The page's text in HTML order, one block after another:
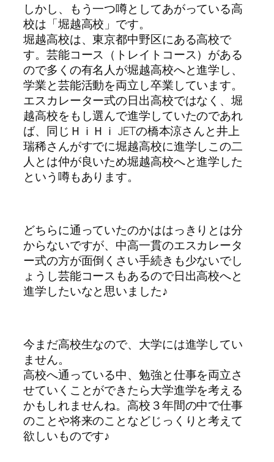
しかし、もう一つ噂としてあがっている高
校は「堀越高校」です。
堀越高校は、東京都中野区にある高校で
す。芸能コース（トレイトコース）がある
ので多くの有名人が堀越高校へと進学し、
学業と芸能活動を両立し卒業しています。
エスカレーター式の日出高校ではなく、堀
越高校をもし選んで進学していたのであれ
ば、同じＨｉＨｉ JETの橋本涼さんと井上
瑞稀さんがすでに堀越高校に進学しこの二
人とは仲が良いため堀越高校へと進学した
という噂もあります。
どちらに通っていたのかははっきりとは分
からないですが、中高一貫のエスカレータ
ー式の方が面倒くさい手続きも少ないでし
ょうし芸能コースもあるので日出高校へと
進学したいなと思いました♪
今まだ高校生なので、大学には進学してい
ません。
高校へ通っている中、勉強と仕事を両立さ
せていくことができたら大学進学を考える
かもしれませんね。高校３年間の中で仕事
のことや将来のことなどじっくりと考えて
欲しいものです♪